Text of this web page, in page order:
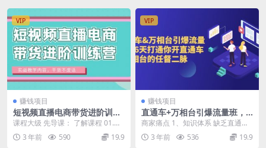
VIP
赚钱项目
短视频直播电商带货进阶训练
营：实战教学内容，干货不废
话！
课程大级 先导课： 了解课程 01.从
新人到优秀主播的四大能力要素 02.
付费和...
3 年前 590 19.9
VIP
赚钱项目
直通车+万相台引爆流量班，6
天打通你开直通车·万相台的任
督 二脉
商家痛点 1、知识体系 缺乏直通车
&万相台的知识体系，打开后台无
从下手，...
3 年前 536 19.9